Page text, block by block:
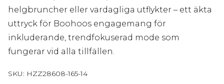
helgbruncher eller vardagliga utflykter – ett äkta
uttryck för Boohoos engagemang för
inkluderande, trendfokuserad mode som
fungerar vid alla tillfällen.
SKU: HZZ28608-165-14